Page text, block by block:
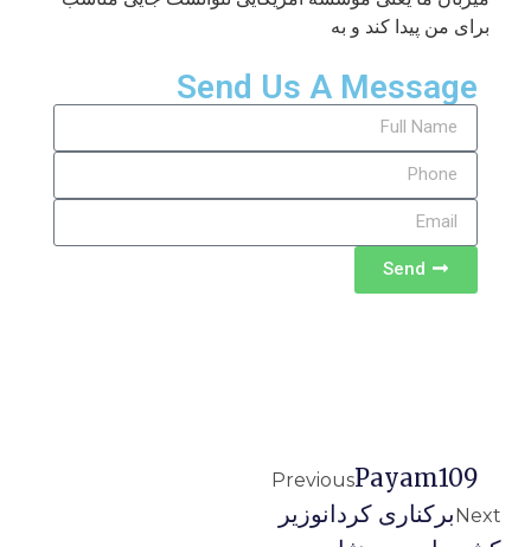
برای من پیدا کند و به
Send Us A Message
Send
PreviousPayam109
Nextبرکناری کردانوزیر